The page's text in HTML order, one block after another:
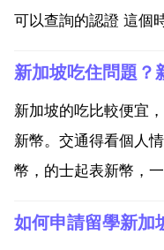
可以查詢的認證 這個
新加坡吃住問題？
新加坡的吃比較便宜
新幣。交通得看個人
幣，的士起表新幣，
你可以參考一下 其